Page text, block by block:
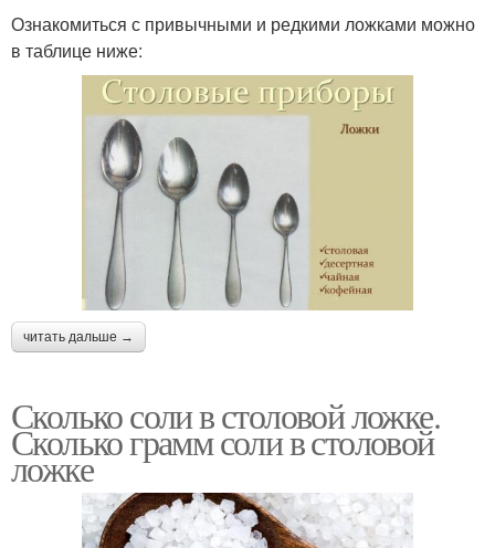
Ознакомиться с привычными и редкими ложками можно
в таблице ниже:
читать дальше →
Сколько соли в столовой ложке.
Сколько грамм соли в столовой
ложке